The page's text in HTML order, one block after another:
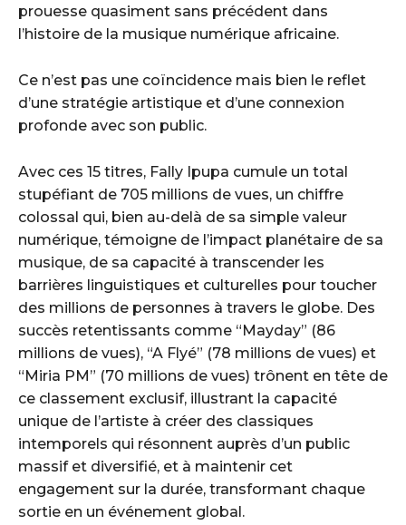
prouesse quasiment sans précédent dans
l’histoire de la musique numérique africaine.
Ce n’est pas une coïncidence mais bien le reflet
d’une stratégie artistique et d’une connexion
profonde avec son public.
Avec ces 15 titres, Fally Ipupa cumule un total
stupéfiant de 705 millions de vues, un chiffre
colossal qui, bien au-delà de sa simple valeur
numérique, témoigne de l’impact planétaire de sa
musique, de sa capacité à transcender les
barrières linguistiques et culturelles pour toucher
des millions de personnes à travers le globe. Des
succès retentissants comme “Mayday” (86
millions de vues), “A Flyé” (78 millions de vues) et
“Miria PM” (70 millions de vues) trônent en tête de
ce classement exclusif, illustrant la capacité
unique de l’artiste à créer des classiques
intemporels qui résonnent auprès d’un public
massif et diversifié, et à maintenir cet
engagement sur la durée, transformant chaque
sortie en un événement global.